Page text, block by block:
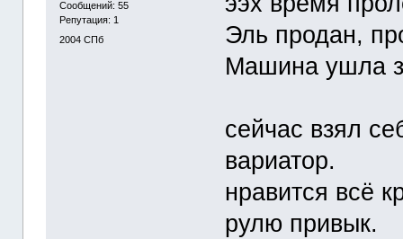
Сообщений: 55
Репутация: 1
2004 СПб
Эль продан,
Машина ушла
сейчас взял
вариатор.
нравится всё
рулю привык.